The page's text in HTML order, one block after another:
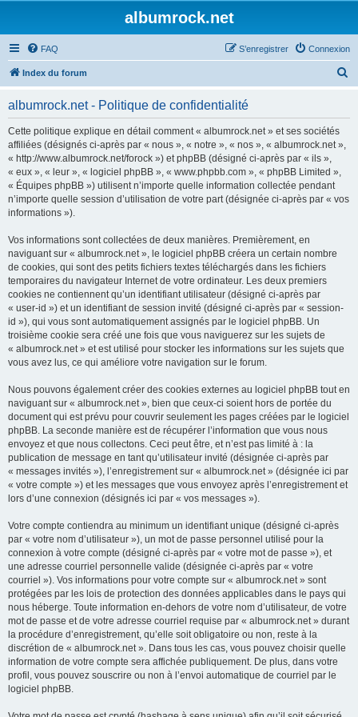
albumrock.net
FAQ Connexion
S’enregistrer
Index du forum
albumrock.net - Politique de confidentialité
Cette politique explique en détail comment « albumrock.net » et ses sociétés
affiliées (désignés ci-après par « nous », « notre », « nos », « albumrock.net »,
« http://www.albumrock.net/forock ») et phpBB (désigné ci-après par « ils »,
« eux », « leur », « logiciel phpBB », « www.phpbb.com », « phpBB Limited »,
« Équipes phpBB ») utilisent n’importe quelle information collectée pendant
n’importe quelle session d’utilisation de votre part (désignée ci-après par « vos
informations »).
Vos informations sont collectées de deux manières. Premièrement, en
naviguant sur « albumrock.net », le logiciel phpBB créera un certain nombre
de cookies, qui sont des petits fichiers textes téléchargés dans les fichiers
temporaires du navigateur Internet de votre ordinateur. Les deux premiers
cookies ne contiennent qu’un identifiant utilisateur (désigné ci-après par
« user-id ») et un identifiant de session invité (désigné ci-après par « session-
id »), qui vous sont automatiquement assignés par le logiciel phpBB. Un
troisième cookie sera créé une fois que vous naviguerez sur les sujets de
« albumrock.net » et est utilisé pour stocker les informations sur les sujets que
vous avez lus, ce qui améliore votre navigation sur le forum.
Nous pouvons également créer des cookies externes au logiciel phpBB tout en
naviguant sur « albumrock.net », bien que ceux-ci soient hors de portée du
document qui est prévu pour couvrir seulement les pages créées par le logiciel
phpBB. La seconde manière est de récupérer l’information que vous nous
envoyez et que nous collectons. Ceci peut être, et n’est pas limité à : la
publication de message en tant qu’utilisateur invité (désignée ci-après par
« messages invités »), l’enregistrement sur « albumrock.net » (désignée ici par
« votre compte ») et les messages que vous envoyez après l’enregistrement et
lors d’une connexion (désignés ici par « vos messages »).
Votre compte contiendra au minimum un identifiant unique (désigné ci-après
par « votre nom d’utilisateur »), un mot de passe personnel utilisé pour la
connexion à votre compte (désigné ci-après par « votre mot de passe »), et
une adresse courriel personnelle valide (désignée ci-après par « votre
courriel »). Vos informations pour votre compte sur « albumrock.net » sont
protégées par les lois de protection des données applicables dans le pays qui
nous héberge. Toute information en-dehors de votre nom d’utilisateur, de votre
mot de passe et de votre adresse courriel requise par « albumrock.net » durant
la procédure d’enregistrement, qu’elle soit obligatoire ou non, reste à la
discrétion de « albumrock.net ». Dans tous les cas, vous pouvez choisir quelle
information de votre compte sera affichée publiquement. De plus, dans votre
profil, vous pouvez souscrire ou non à l’envoi automatique de courriel par le
logiciel phpBB.